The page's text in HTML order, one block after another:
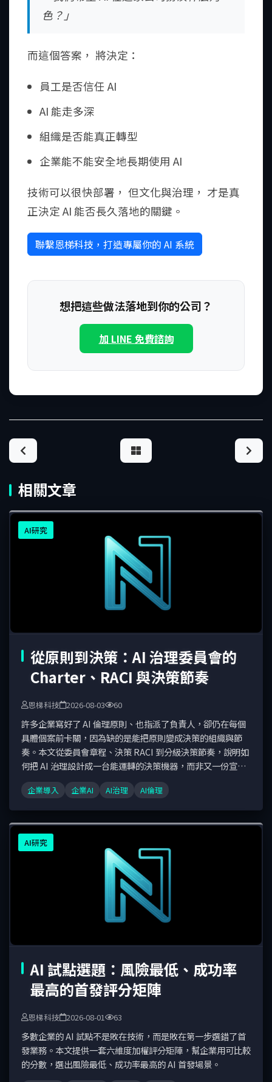
色？」
而這個答案， 將決定：
員工是否信任 AI
AI 能走多深
組織是否能真正轉型
企業能不能安全地長期使用 AI
技術可以很快部署， 但文化與治理， 才是真
正決定 AI 能否長久落地的關鍵。
聯繫恩梯科技，打造專屬你的 AI 系統
想把這些做法落地到你的公司？
加 LINE 免費諮詢
相關文章
AI研究
從原則到決策：AI 治理委員會的
Charter、RACI 與決策節奏
恩梯科技 2026-08-03 60
許多企業寫好了 AI 倫理原則、也指派了負責人，卻仍在每個
具體個案前卡關，因為缺的是能把原則變成決策的組織與節
奏。本文從委員會章程、決策 RACI 到分級決策節奏，說明如
何把 AI 治理設計成一台能運轉的決策機器，而非又一份宣
企業導入 企業AI AI治理 AI倫理
AI研究
AI 試點選題：風險最低、成功率
最高的首發評分矩陣
恩梯科技 2026-08-01 63
多數企業的 AI 試點不是敗在技術，而是敗在第一步選錯了首
發業務。本文提供一套六維度加權評分矩陣，幫企業用可比較
的分數，選出風險最低、成功率最高的 AI 首發場景。